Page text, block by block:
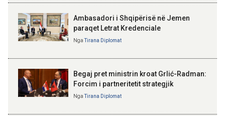
përfituesit e Skemës Kombëtare
deri më 13 gusht
Kosovë!
Ambasadori i Shqipërisë në Jemen
paraqet Letrat Kredenciale
NgaTirana Diplomat
Begaj pret ministrin kroat Grlić-Radman:
Forcim i partneritetit strategjik
NgaTirana Diplomat